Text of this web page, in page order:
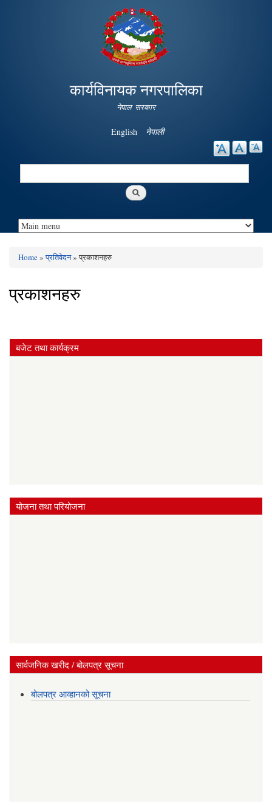
main
content
कार्यविनायक नगरपालिका
नेपाल सरकार
English नेपाली
Search
You are here
Home»प्रतिवेदन» प्रकाशनहरु
प्रकाशनहरु
बजेट तथा कार्यक्रम
योजना तथा परियोजना
सार्वजनिक खरीद / बोलपत्र सूचना
बोलपत्र आव्हानको सूचना